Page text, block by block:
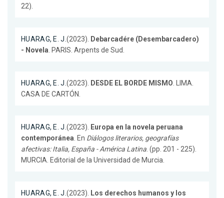
22).
HUARAG, E. J.(2023). Debarcadére (Desembarcadero)
- Novela. PARIS. Arpents de Sud.
HUARAG, E. J.(2023). DESDE EL BORDE MISMO. LIMA.
CASA DE CARTÓN.
HUARAG, E. J.(2023). Europa en la novela peruana
contemporánea. En Diálogos literarios, geografías
afectivas: Italia, España - América Latina. (pp. 201 - 225).
MURCIA. Editorial de la Universidad de Murcia.
HUARAG, E. J.(2023). Los derechos humanos y los